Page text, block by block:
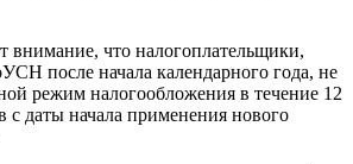
внимание, что налогоплательщики,
после начала календарного года, не
режим налогообложения в течение 12
с даты начала применения нового